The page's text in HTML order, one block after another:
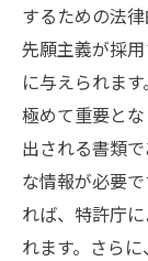
特許
専門
特許出願
特許
代理
代理
代理
するための法
先願主義が採
に与えられま
極めて重要と
出される書類
な情報が必要
れば、特許庁
れます。さら